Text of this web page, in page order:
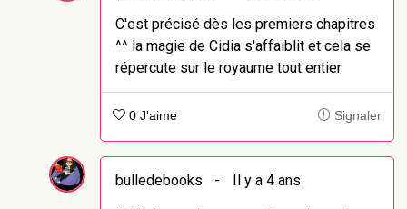
C'est précisé dès les premiers chapitres
^^ la magie de Cidia s'affaiblit et cela se
répercute sur le royaume tout entier
0 J'aime Signaler
bulledebooks -
Il y a 4 ans